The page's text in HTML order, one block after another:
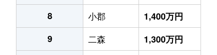
8
小郡
1,400万円
9
二森
1,300万円